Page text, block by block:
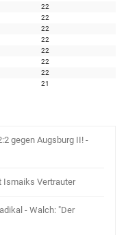
22
22
22
22
22
22
22
21
gegen Augsburg II! -
Ismaiks Vertrauter
- Walch: "Der